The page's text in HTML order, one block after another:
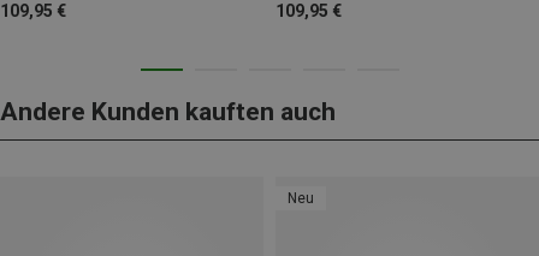
109,95 €
109,95 €
Andere Kunden kauften auch
Neu